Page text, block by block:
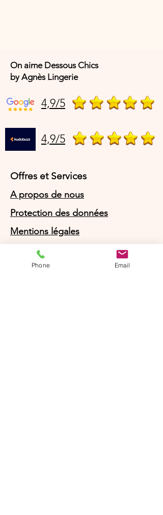
On aime Dessous Chics
by Agnès Lingerie
4,9/5
4,9/5
Offres et Services
A propos de nous
Protection des données
Mentions légales
© Agnès Lingerie – Tous droits
Phone Email